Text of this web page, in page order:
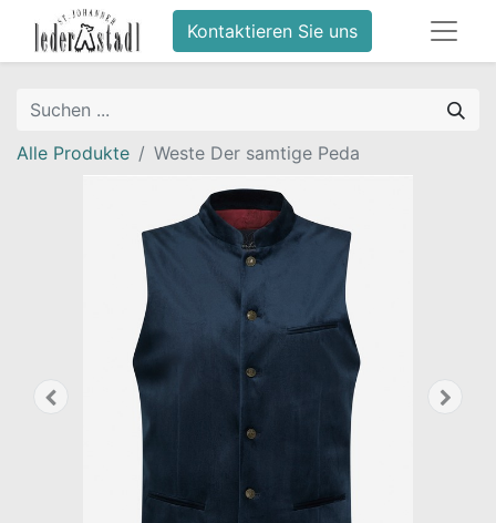
Kontaktieren Sie uns
Alle Produkte Weste Der samtige Peda